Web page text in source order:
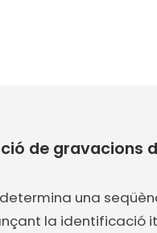
de gravacions
determina una
la identificació